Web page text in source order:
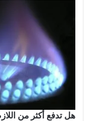
هل تدفع أكثر من